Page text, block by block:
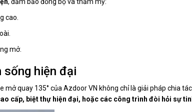
cao.
mở.
sống hiện đại
mở quay 135° của Azdoor VN không chỉ là giải pháp chia
cấp, biệt thự hiện đại, hoặc các công trình đòi hỏi sự